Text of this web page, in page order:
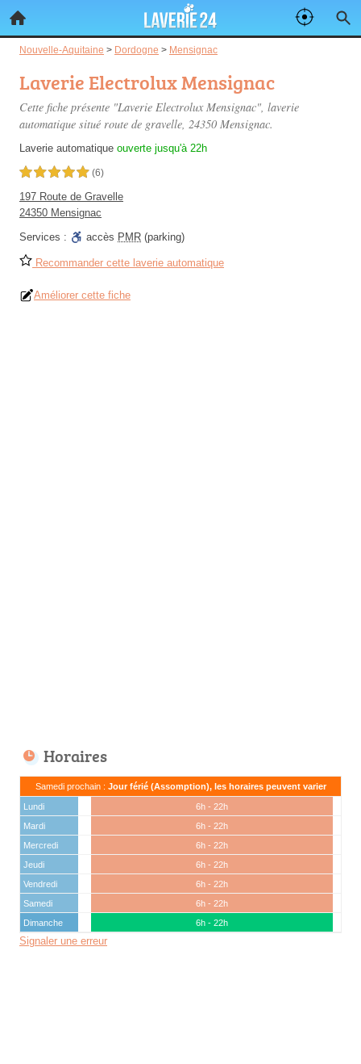
Nouvelle-Aquitaine > Dordogne > Mensignac
Laverie Electrolux Mensignac
Cette fiche présente "Laverie Electrolux Mensignac", laverie
automatique situé route de gravelle, 24350 Mensignac.
Laverie automatique ouverte jusqu'à 22h
5,0 étoiles sur 5 (6)
197 Route de Gravelle
24350 Mensignac
Services :
accès PMR (parking)
Recommander cette laverie automatique
Améliorer cette fiche
Horaires
Samedi prochain : Jour férié (Assomption), les horaires peuvent varier
Lundi
6h - 22h
Mardi
6h - 22h
Mercredi
6h - 22h
Jeudi
6h - 22h
Vendredi
6h - 22h
Samedi
6h - 22h
Dimanche
6h - 22h
Signaler une erreur